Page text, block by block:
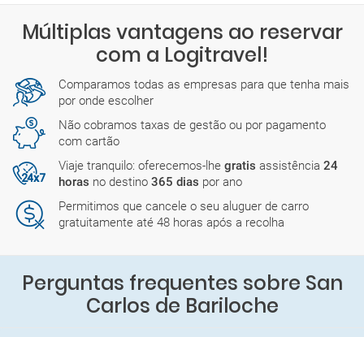
Múltiplas vantagens ao reservar
com a Logitravel!
Comparamos todas as empresas para que tenha mais
por onde escolher
Não cobramos taxas de gestão ou por pagamento
com cartão
Viaje tranquilo: oferecemos-lhe gratis assistência 24
horas no destino 365 dias por ano
Permitimos que cancele o seu aluguer de carro
gratuitamente até 48 horas após a recolha
Perguntas frequentes sobre San
Carlos de Bariloche